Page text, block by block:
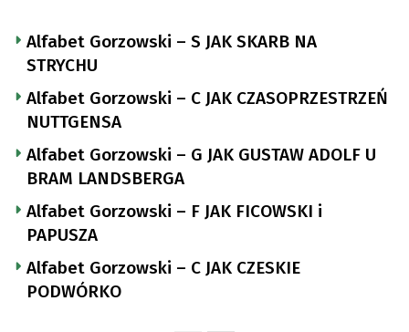
Alfabet Gorzowski – S JAK SKARB NA
STRYCHU
Alfabet Gorzowski – C JAK CZASOPRZESTRZEŃ
NUTTGENSA
Alfabet Gorzowski – G JAK GUSTAW ADOLF U
BRAM LANDSBERGA
Alfabet Gorzowski – F JAK FICOWSKI i
PAPUSZA
Alfabet Gorzowski – C JAK CZESKIE
PODWÓRKO